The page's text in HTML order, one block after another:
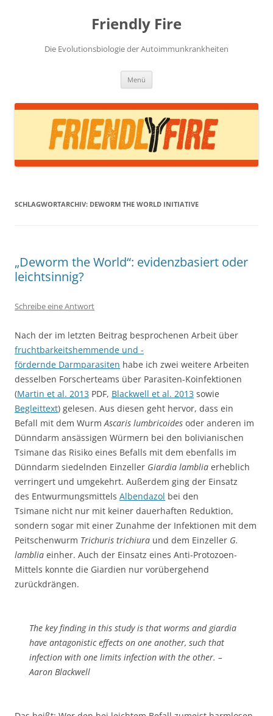
Friendly Fire
Die Evolutionsbiologie der Autoimmunkrankheiten
Menü
SCHLAGWORTARCHIV: DEWORM THE WORLD INITIATIVE
„Deworm the World“: evidenzbasiert oder
leichtsinnig?
Schreibe eine Antwort
Nach der im letzten Beitrag besprochenen Arbeit über
fruchtbarkeitshemmende und -
fördernde Darmparasiten habe ich zwei weitere Arbeiten
desselben Forscherteams über Parasiten-Koinfektionen
(Martin et al. 2013 PDF, Blackwell et al. 2013 sowie
Begleittext) gelesen. Aus diesen geht hervor, dass ein
Befall mit dem WurmAscaris lumbricoides oder anderen im
Dünndarm ansässigen Würmern bei den bolivianischen
Tsimane das Risiko eines Befalls mit dem ebenfalls im
Dünndarm siedelnden Einzeller Giardia lamblia erheblich
verringert und umgekehrt. Außerdem ging der Einsatz
des Entwurmungsmittels Albendazol bei den
Tsimane nicht nur mit keiner dauerhaften Reduktion,
sondern sogar mit einer Zunahme der Infektionen mit dem
Peitschenwurm Trichuris trichiura und dem Einzeller G.
lamblia einher. Auch der Einsatz eines Anti-Protozoen-
Mittels konnte die Giardien nur vorübergehend
zurückdrängen.
The key finding in this study is that worms and giardia
have antagonistic effects on one another, such that
infection with one limits infection with the other. –
Aaron Blackwell